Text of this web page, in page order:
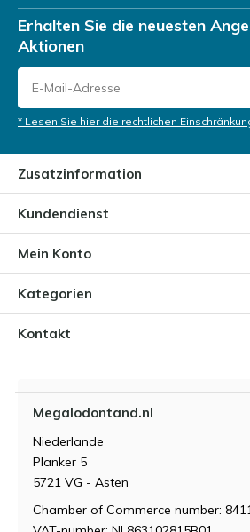
Wo lebte der
DurchNiels Cox
Existenz des
Megalodons?
Wie ist der
Erhalten Sie die neuesten
Aktionen
* Lesen Sie hier die rechtlichen
Zusatzinformation
Kundendienst
Mein Konto
Kategorien
Kontakt
Megalodontand.nl
Niederlande
Planker 5
5721 VG - Asten
Chamber of Commerce number: